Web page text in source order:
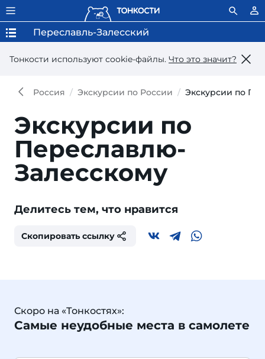
Тонкости используют сookie-файлы. Что это значит?
Переславль-Залесский
Россия Экскурсии по России Экскурсии по
Экскурсии по
Переславлю-
Залесскому
Делитесь тем, что нравится
Скопировать ссылку
Скоро на «Тонкостях»:
Самые неудобные места в самолете